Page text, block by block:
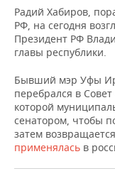
ФИГУРНОЕ
ВОДНЫЕ ВИДЫ
ХОККЕЙ С МЯЧОМ
МЕДИЦИНА
ОБРАЗОВАНИЕ
ПРОИСШЕСТВИЯ
Радий Хабиров,
РФ, на сегодня
Президент РФ
главы республики.
Бывший мэр Уфы
перебрался в
которой
сенатором, чтобы
затем
применялась в